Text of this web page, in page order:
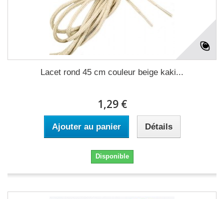
Lacet rond 45 cm couleur beige kaki...
1,29 €
Ajouter au panier Détails
Disponible